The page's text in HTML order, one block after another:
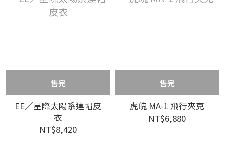
售完
EE／星際太陽系連帽皮
衣
NT$8,420
售完
虎魄 MA-1 飛行夾克
NT$6,880